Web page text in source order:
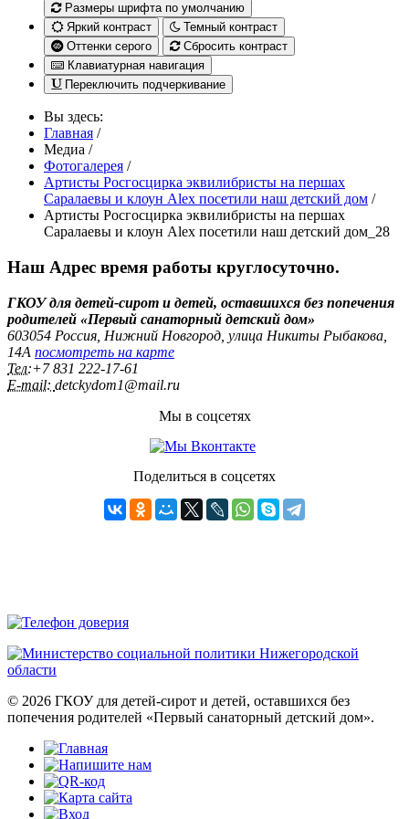
Размеры шрифта по умолчанию
Яркий контраст
Темный контраст
Оттенки серого
Сбросить контраст
Клавиатурная навигация
Переключить подчеркивание
Вы здесь:
Главная /
Медиа /
Фотогалерея /
Артисты Росгосцирка эквилибристы на першах
Саралаевы и клоун Alex посетили наш детский дом /
Артисты Росгосцирка эквилибристы на першах
Саралаевы и клоун Alex посетили наш детский дом_28
Наш Адрес время работы круглосуточно.
ГКОУ для детей-сирот и детей, оставшихся без попечения
родителей «Первый санаторный детский дом»
603054 Россия, Нижний Новгород, улица Никиты Рыбакова,
14А посмотреть на карте
Тел:+7 831 222‑17-61
E-mail: detckydom1@mail.ru
Мы в соцсетях
Поделиться в соцсетях
© 2026 ГКОУ для детей-сирот и детей, оставшихся без
попечения родителей «Первый санаторный детский дом».